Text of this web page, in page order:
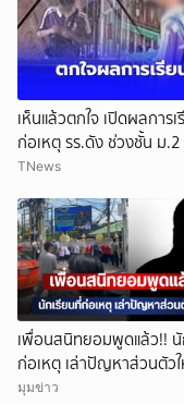
เห็นแล้วตกใจ เปิดผลการ
ก่อเหตุ รร.ดัง ช่วงชั้น ม.2
TNews
เพื่อนสนิทยอมพูดแล้ว!! นั
ก่อเหตุ เล่าปัญหาส่วนตัว
มุมข่าว